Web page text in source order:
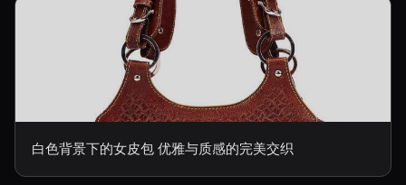
白色背景下的女皮包 优雅与质感的完美交织